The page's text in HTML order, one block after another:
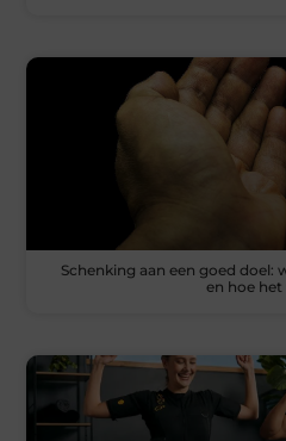
Schenking aan een goed doel:
en hoe